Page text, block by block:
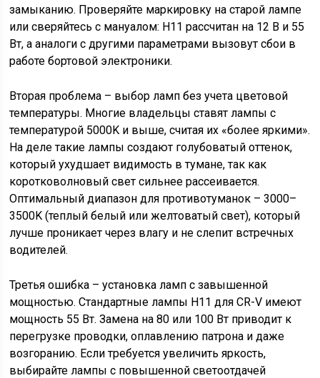
замыканию. Проверяйте маркировку на старой лампе
или сверяйтесь с мануалом: H11 рассчитан на 12 В и 55
Вт, а аналоги с другими параметрами вызовут сбои в
работе бортовой электроники.
Вторая проблема – выбор ламп без учета цветовой
температуры. Многие владельцы ставят лампы с
температурой 5000K и выше, считая их «более яркими».
На деле такие лампы создают голубоватый оттенок,
который ухудшает видимость в тумане, так как
коротковолновый свет сильнее рассеивается.
Оптимальный диапазон для противотуманок – 3000–
3500K (теплый белый или желтоватый свет), который
лучше проникает через влагу и не слепит встречных
водителей.
Третья ошибка – установка ламп с завышенной
мощностью. Стандартные лампы H11 для CR-V имеют
мощность 55 Вт. Замена на 80 или 100 Вт приводит к
перегрузке проводки, оплавлению патрона и даже
возгоранию. Если требуется увеличить яркость,
выбирайте лампы с повышенной светоотдачей